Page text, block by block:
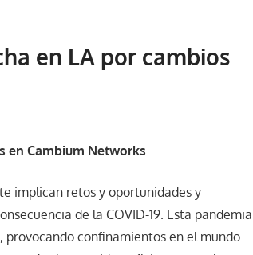
en LA por cambios
en Cambium Networks
implican retos y oportunidades y
de la COVID-19. Esta pandemia
confinamientos en el mundo